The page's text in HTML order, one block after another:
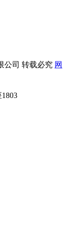
公司 转载必究 网